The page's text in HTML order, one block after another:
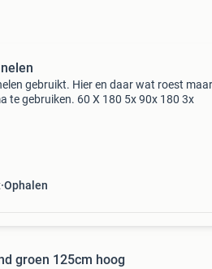
gebruikt. Hier en daar wat roest maar
te gebruiken. 60 X 180 5x 90x 180 3x
Ophalen
groen 125cm hoog